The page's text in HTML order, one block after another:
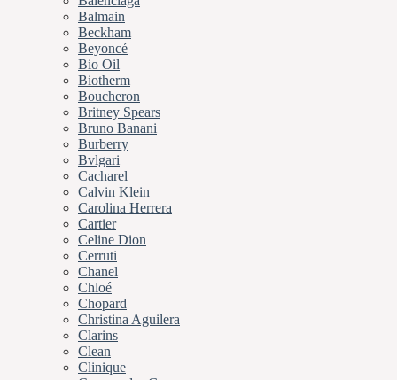
Balmain
Beckham
Beyoncé
Bio Oil
Biotherm
Boucheron
Britney Spears
Bruno Banani
Burberry
Bvlgari
Cacharel
Calvin Klein
Carolina Herrera
Cartier
Celine Dion
Cerruti
Chanel
Chloé
Chopard
Christina Aguilera
Clarins
Clean
Clinique